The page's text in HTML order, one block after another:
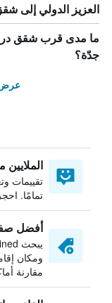
العزيز الدولي إلى
ما مدى قرب شقق
جدّة؟
عرض
الملايين
تقييمات
تمامًا.
أفضل
ومكان
مقارنة